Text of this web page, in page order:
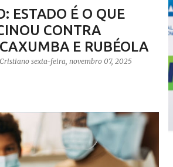
ESTADO É O QUE
CONTRA
E RUBÉOLA
sexta-feira, novembro 07, 2025